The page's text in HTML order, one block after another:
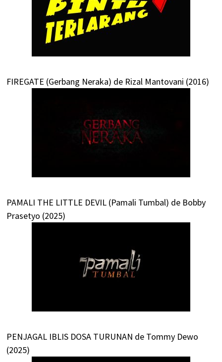
FIREGATE (Gerbang Neraka) de Rizal Mantovani (2016)
PAMALI THE LITTLE DEVIL (Pamali Tumbal) de Bobby
Prasetyo (2025)
PENJAGAL IBLIS DOSA TURUNAN de Tommy Dewo
(2025)